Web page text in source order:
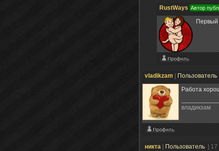
RustWays Автор
Первый
vladikzam Пользователь
Работа
владикзам
никта Пользователь
|